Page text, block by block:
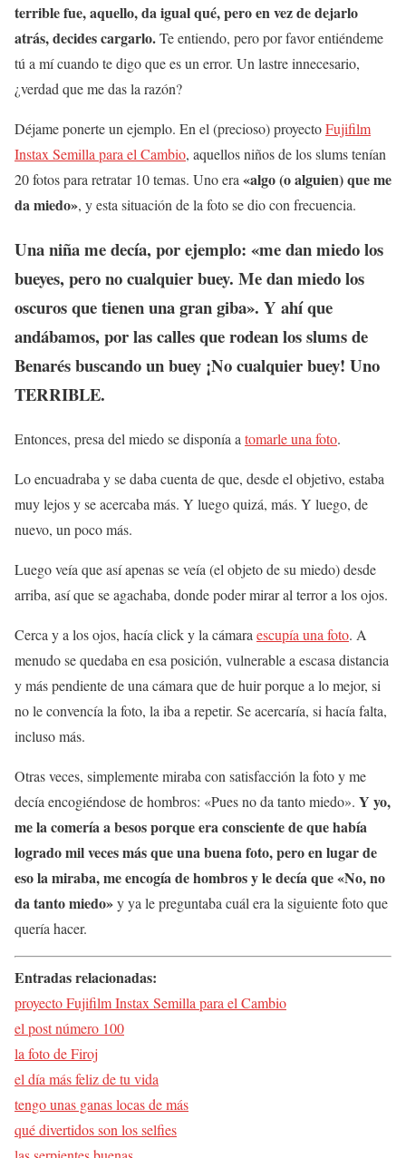
terrible fue, aquello, da igual qué, pero en vez de dejarlo
atrás, decides cargarlo.Te entiendo, pero por favor entiéndeme
tú a mí cuando te digo que es un error. Un lastre innecesario,
¿verdad que me das la razón?
Déjame ponerte un ejemplo. En el (precioso) proyectoFujifilm
Instax Semilla para el Cambio, aquellos niños de los slums tenían
20 fotos para retratar 10 temas. Uno era «algo (o alguien) que me
da miedo», y esta situación de la foto se dio con frecuencia.
Una niña me decía, por ejemplo: «me dan miedo los
bueyes, pero no cualquier buey. Me dan miedo los
oscuros que tienen una gran giba». Y ahí que
andábamos, por las calles que rodean los slums de
Benarés buscando un buey ¡No cualquier buey! Uno
TERRIBLE.
Entonces, presa del miedo se disponía a tomarle una foto.
Lo encuadraba y se daba cuenta de que, desde el objetivo, estaba
muy lejos y se acercaba más. Y luego quizá, más. Y luego, de
nuevo, un poco más.
Luego veía que así apenas se veía (el objeto de su miedo) desde
arriba, así que se agachaba, donde poder mirar al terror a los ojos.
Cerca y a los ojos, hacía click y la cámara escupía una foto. A
menudo se quedaba en esa posición, vulnerable a escasa distancia
y más pendiente de una cámara que de huir porque a lo mejor, si
no le convencía la foto, la iba a repetir. Se acercaría, si hacía falta,
incluso más.
Otras veces, simplemente miraba con satisfacción la foto y me
decía encogiéndose de hombros: «Pues no da tanto miedo». Y yo,
me la comería a besos porque era consciente de que había
logrado mil veces más que una buena foto, pero en lugar de
eso la miraba, me encogía de hombros y le decía que «No, no
da tanto miedo»y ya le preguntaba cuál era la siguiente foto que
quería hacer.
Entradas relacionadas:
proyecto Fujifilm Instax Semilla para el Cambio
el post número 100
la foto de Firoj
el día más feliz de tu vida
tengo unas ganas locas de más
qué divertidos son los selfies